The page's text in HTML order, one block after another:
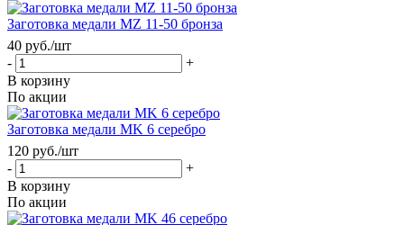
Заготовка медали MZ 11-50 бронза
40 руб./шт
-
+
В корзину
По акции
Заготовка медали MK 6 серебро
120 руб./шт
-
+
В корзину
По акции